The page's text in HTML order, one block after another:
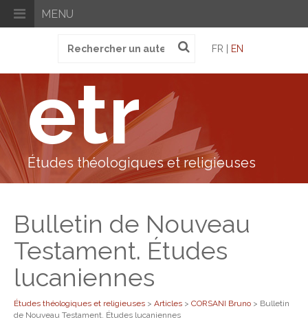
MENU
pour
FR | EN
etr
Études théologiques et religieuses
Bulletin de Nouveau
Testament. Études
lucaniennes
Études théologiques et religieuses > Articles > CORSANI Bruno > Bulletin
de Nouveau Testament. Études lucaniennes